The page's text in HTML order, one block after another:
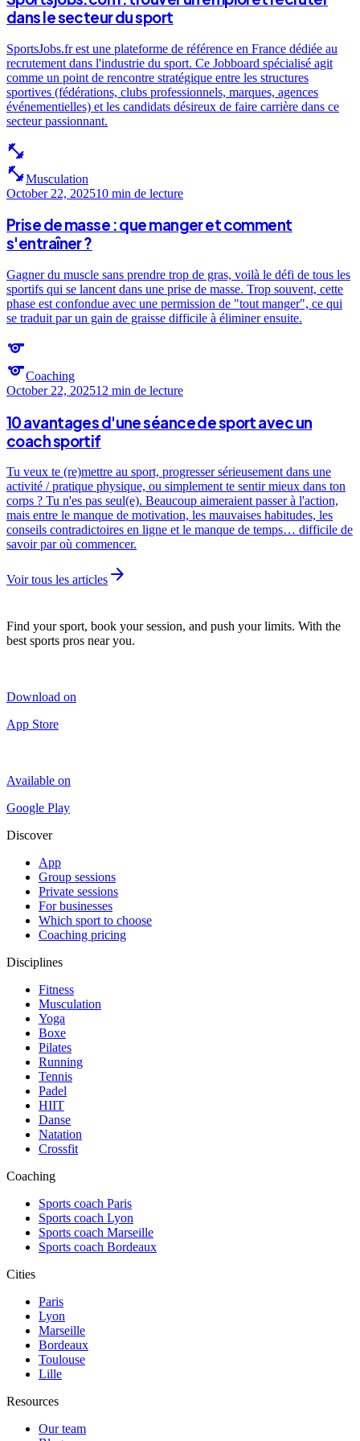
dans le secteur du sport
SportsJobs.fr est une plateforme de référence en France dédiée au
recrutement dans l'industrie du sport. Ce Jobboard spécialisé agit
comme un point de rencontre stratégique entre les structures
sportives (fédérations, clubs professionnels, marques, agences
événementielles) et les candidats désireux de faire carrière dans ce
secteur passionnant.
fitness_center
fitness_centerMusculation
October 22, 202510 min de lecture
Prise de masse : que manger et comment
s'entraîner ?
Gagner du muscle sans prendre trop de gras, voilà le défi de tous les
sportifs qui se lancent dans une prise de masse. Trop souvent, cette
phase est confondue avec une permission de "tout manger", ce qui
se traduit par un gain de graisse difficile à éliminer ensuite.
sports
sportsCoaching
October 22, 202512 min de lecture
10 avantages d'une séance de sport avec un
coach sportif
Tu veux te (re)mettre au sport, progresser sérieusement dans une
activité / pratique physique, ou simplement te sentir mieux dans ton
corps ? Tu n'es pas seul(e). Beaucoup aimeraient passer à l'action,
mais entre le manque de motivation, les mauvaises habitudes, les
conseils contradictoires en ligne et le manque de temps… difficile de
savoir par où commencer.
Voir tous les articles arrow_forward
Find your sport, book your session, and push your limits. With the
best sports pros near you.
Download on
App Store
Available on
Google Play
Discover
App
Group sessions
Private sessions
For businesses
Which sport to choose
Coaching pricing
Disciplines
Fitness
Musculation
Yoga
Boxe
Pilates
Running
Tennis
Padel
HIIT
Danse
Natation
Crossfit
Coaching
Sports coach Paris
Sports coach Lyon
Sports coach Marseille
Sports coach Bordeaux
Cities
Paris
Lyon
Marseille
Bordeaux
Toulouse
Lille
Resources
Our team